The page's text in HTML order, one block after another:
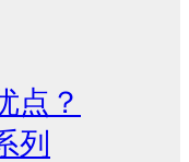
点？
列